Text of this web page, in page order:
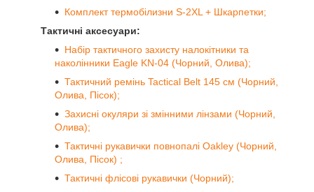
Комплект термобілизни S-2XL + Шкарпетки;
Тактичні аксесуари:
Набір тактичного захисту налокітники та
наколінники Eagle KN-04 (Чорний, Олива);
Тактичний ремінь Tactical Belt 145 см (Чорний,
Олива, Пісок);
Захисні окуляри зі змінними лінзами (Чорний,
Олива);
Тактичні рукавички повнопалі Oakley (Чорний,
Олива, Пісок) ;
Тактичні флісові рукавички (Чорний);